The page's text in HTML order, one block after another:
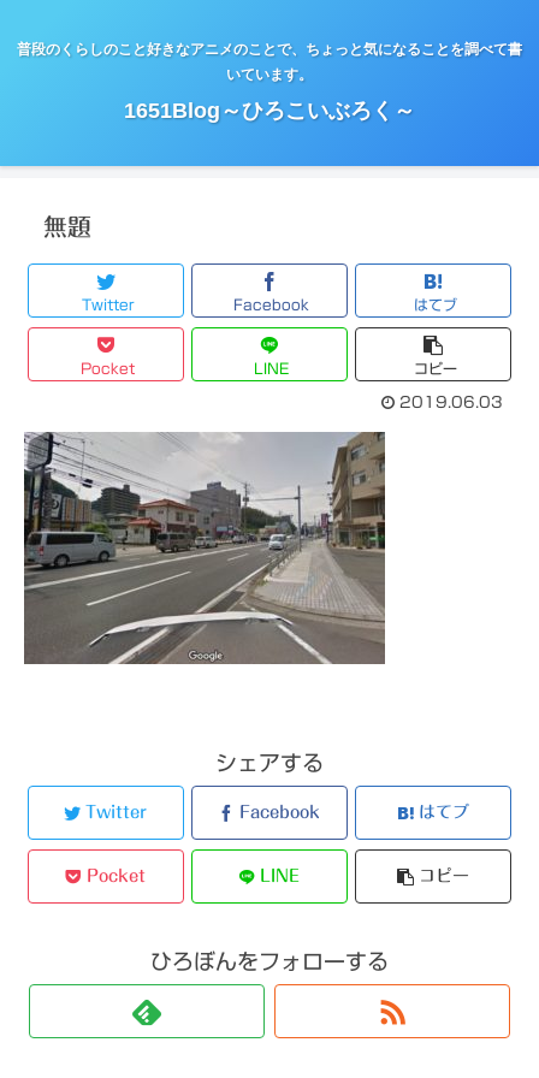
普段のくらしのこと好きなアニメのことで、ちょっと気になることを調べて書
いています。
1651Blog～ひろこいぶろく～
無題
Twitter Facebook はてブ
Pocket LINE コピー
2019.06.03
シェアする
Twitter Facebook はてブ
Pocket LINE コピー
ひろぼんをフォローする